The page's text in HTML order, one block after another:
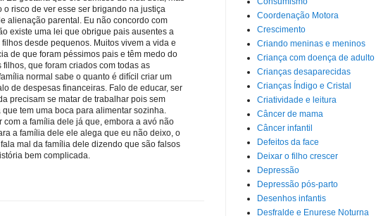
risco de ver esse ser brigando na justiça
alienação parental. Eu não concordo com
existe uma lei que obrigue pais ausentes a
desde pequenos. Muitos vivem a vida e
de que foram péssimos pais e têm medo do
que foram criados com todas as
normal sabe o quanto é difícil criar um
de despesas financeiras. Falo de educar, ser
precisam se matar de trabalhar pois sem
tem uma boca para alimentar sozinha.
a família dele já que, embora a avó não
a família dele ele alega que eu não deixo, o
mal da família dele dizendo que são falsos
bem complicada.
Coordenação Motora
Crescimento
Criando meninas e meninos
Criança com doença de adulto
Crianças desaparecidas
Crianças Índigo e Cristal
Criatividade e leitura
Câncer de mama
Câncer infantil
Defeitos da face
Deixar o filho crescer
Depressão
Depressão pós-parto
Desenhos infantis
Desfralde e Enurese Noturna